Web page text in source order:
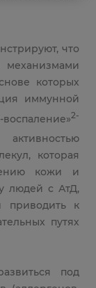
что
которых
иммунной
2-
которая
кожи и
людей с АтД,
приводить к
путях
под